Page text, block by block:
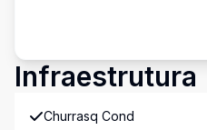
Infraestrutura
Churrasq Cond